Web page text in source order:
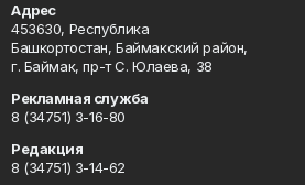
Адрес
453630, Республика
Башкортостан, Баймакский район,
г. Баймак, пр-т С. Юлаева, 38
Рекламная служба
8 (34751) 3-16-80
Редакция
8 (34751) 3-14-62